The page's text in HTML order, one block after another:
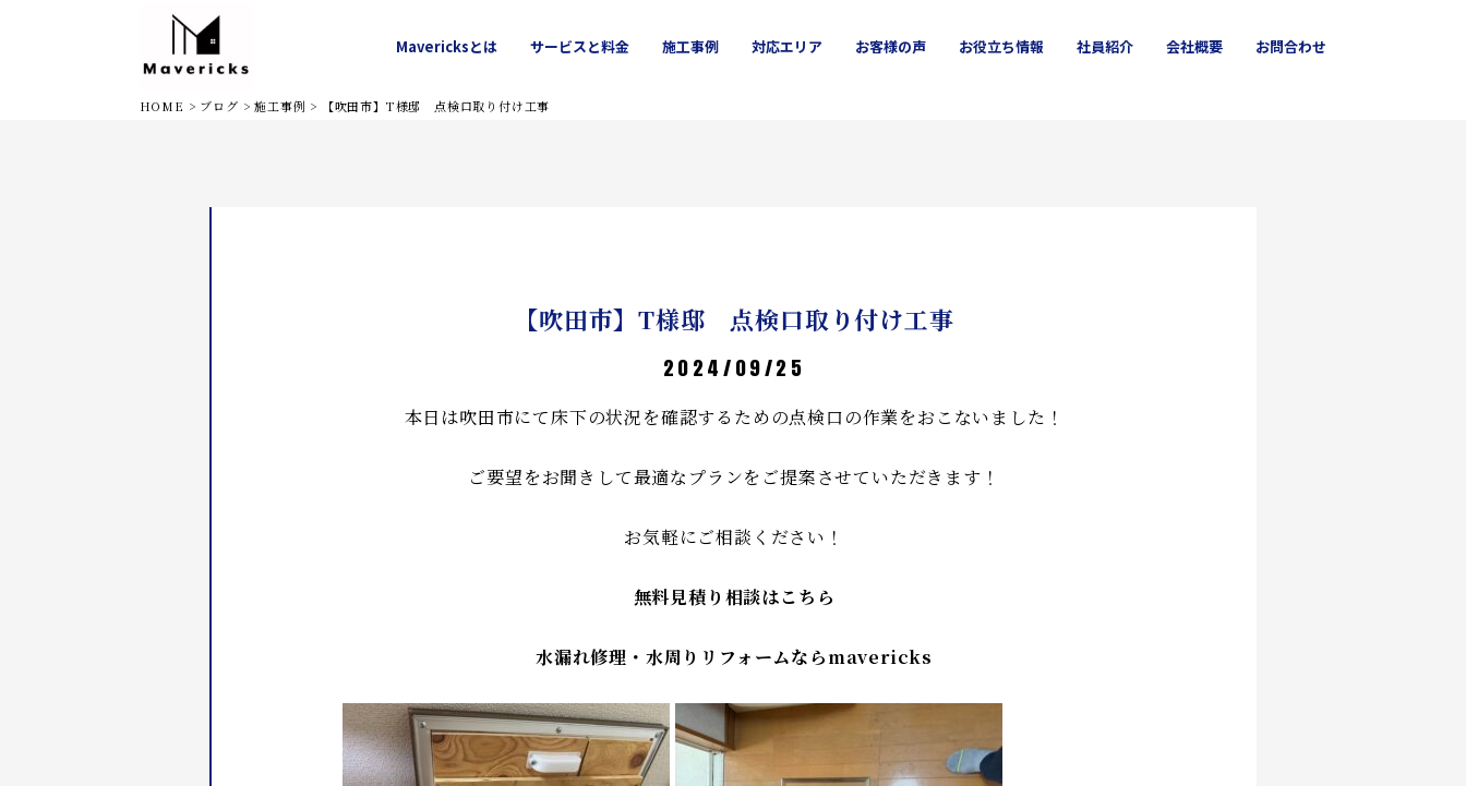
Mavericksとは サービスと料金 施工事例 対応エリア お客様の声 お役立ち情報 社員紹介 会社概要 お問合わせ
HOME > ブログ >施工事例 > 【吹田市】T様邸 点検口取り付け工事
【吹田市】T様邸 点検口取り付け工事
2024/09/25
本日は吹田市にて床下の状況を確認するための点検口の作業をおこないました！
ご要望をお聞きして最適なプランをご提案させていただきます！
お気軽にご相談ください！
無料見積り相談はこちら
水漏れ修理・水周りリフォームならmavericks